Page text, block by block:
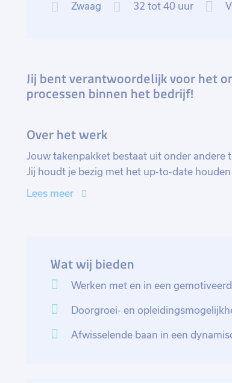
Zwaag 32 tot 40 uur
Jij bent verantwoordelijk voor het
processen binnen het bedrijf!
Over het werk
Jouw takenpakket bestaat uit onder
Jij houdt je bezig met het up-to-date
getransporteerd op glasbokken. In dit
leveren orders vanaf de fabriek naar de
name over de tijdstippen van leveringen en
onderdelen in bestellingen. Om deze
regelmatig contact met verschillende
Lees meer
Wat wij bieden
Werken met en in een
Doorgroei- en
Afwisselende baan in een